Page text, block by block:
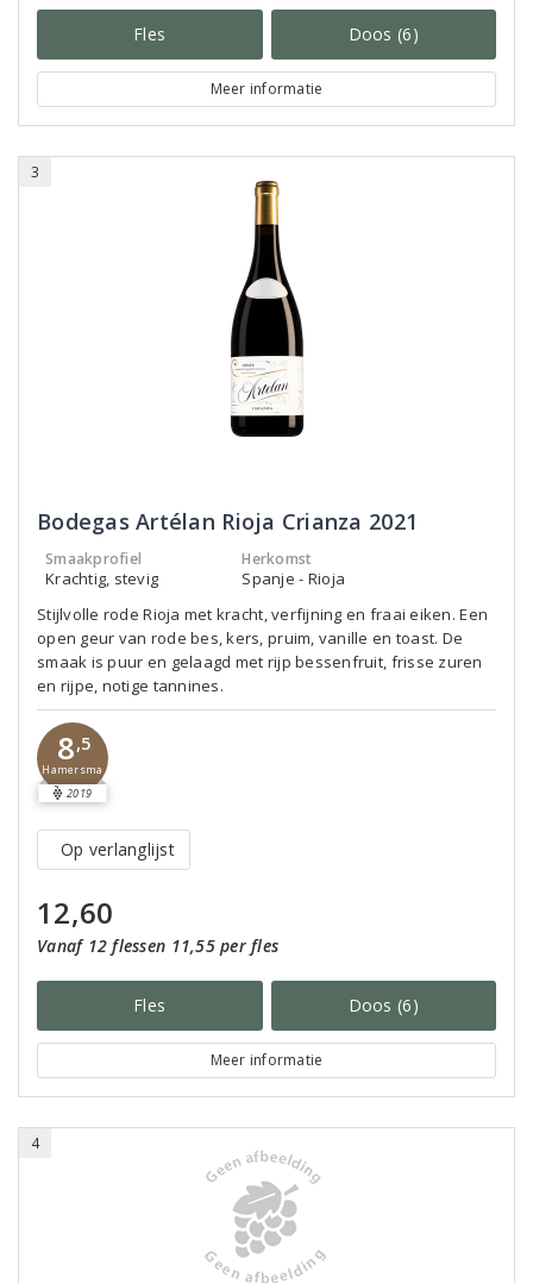
Fles Doos (6)
Meer informatie
3
Bodegas Artélan Rioja Crianza 2021
Smaakprofiel
Krachtig, stevig
Herkomst
Spanje - Rioja
Stijlvolle rode Rioja met kracht, verfijning en fraai eiken. Een
open geur van rode bes, kers, pruim, vanille en toast. De
smaak is puur en gelaagd met rijp bessenfruit, frisse zuren
en rijpe, notige tannines.
8,5
Hamersma
2019
Op verlanglijst
12,60
Vanaf 12 flessen 11,55 per fles
Fles Doos (6)
Meer informatie
4